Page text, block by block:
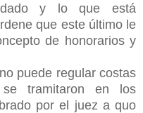
y lo que está
que este último le
de honorarios y
regular costas
tramitaron en los
por el juez a quo